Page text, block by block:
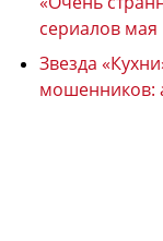
сериалов мая
Звезда
мошенников: